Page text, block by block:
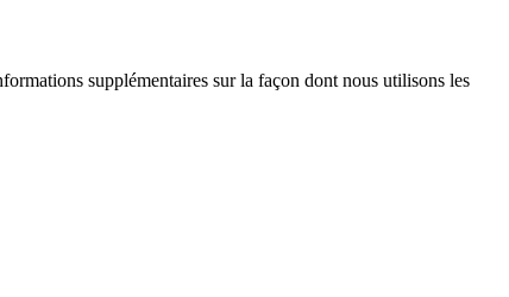
supplémentaires sur la façon dont nous utilisons les